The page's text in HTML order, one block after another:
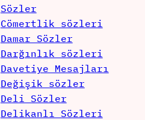
Sözler
Cömertlik sözleri
Damar Sözler
Darğınlık sözleri
Davetiye Mesajları
Değişik sözler
Deli Sözler
Delikanlı Sözleri